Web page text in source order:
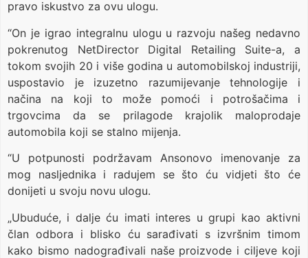
pravo iskustvo za ovu ulogu.
“On je igrao integralnu ulogu u razvoju našeg nedavno
pokrenutog NetDirector Digital Retailing Suite-a, a
tokom svojih 20 i više godina u automobilskoj industriji,
uspostavio je izuzetno razumijevanje tehnologije i
načina na koji to može pomoći i potrošačima i
trgovcima da se prilagode krajolik maloprodaje
automobila koji se stalno mijenja.
“U potpunosti podržavam Ansonovo imenovanje za
mog nasljednika i radujem se što ću vidjeti što će
donijeti u svoju novu ulogu.
„Ubuduće, i dalje ću imati interes u grupi kao aktivni
član odbora i blisko ću sarađivati ​​s izvršnim timom
kako bismo nadograđivali naše proizvode i ciljeve koji